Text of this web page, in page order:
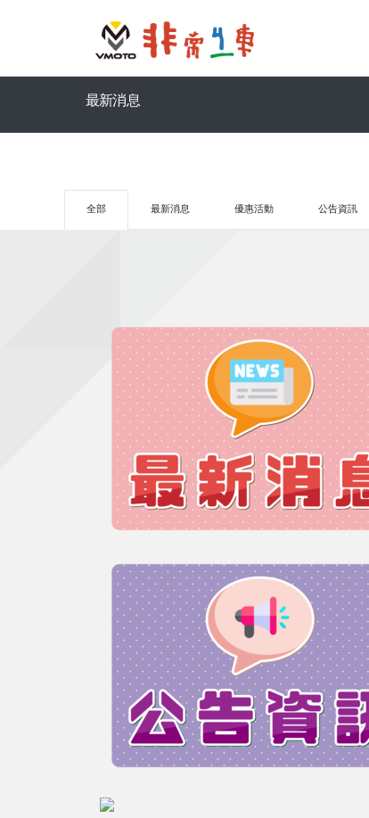
最新消息
全部 最新消息 優惠活動 公告資訊